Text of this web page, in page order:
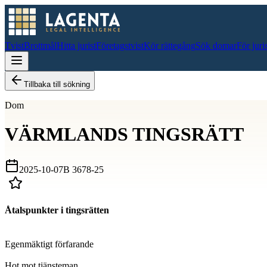
TvistBrottmålHitta juristFöretagstvistKör rättegångSök domarFör
Tillbaka till sökning
Dom
VÄRMLANDS TINGSRÄTT
2025-10-07B 3678-25
Åtalspunkter i tingsrätten
Egenmäktigt förfarande